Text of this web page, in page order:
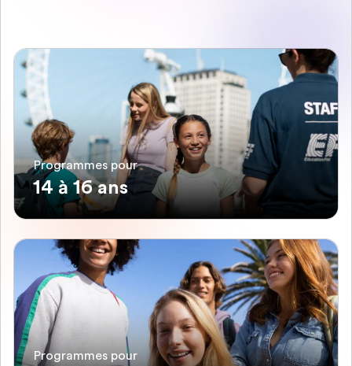
Programmes pour
14 à 16 ans
Programmes pour